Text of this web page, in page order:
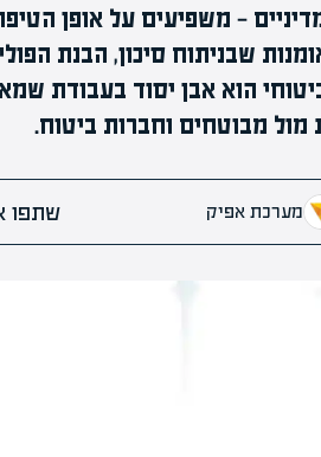
— משפיעים על אופן
שבניתוח סיכון, הבנת
הוא אבן יסוד בעבודת
מול מבוטחים וחברות ביטוח.
מערכת אפיק שתפו